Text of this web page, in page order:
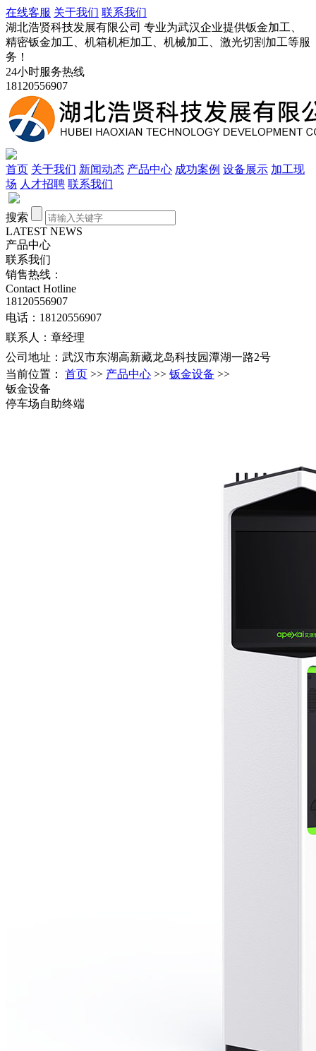
在线客服 关于我们 联系我们
湖北浩贤科技发展有限公司 专业为武汉企业提供钣金加工、
精密钣金加工、机箱机柜加工、机械加工、激光切割加工等服
务！
24小时服务热线
18120556907
首页 关于我们 新闻动态 产品中心 成功案例 设备展示 加工现
场 人才招聘 联系我们
搜索
LATEST NEWS
产品中心
联系我们
销售热线：
Contact Hotline
18120556907
电话：18120556907
联系人：章经理
公司地址：武汉市东湖高新藏龙岛科技园潭湖一路2号
当前位置： 首页 >> 产品中心 >> 钣金设备 >>
钣金设备
停车场自助终端